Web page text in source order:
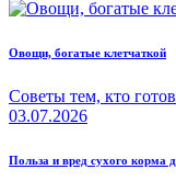
Овощи, богатые клетчаткой
Советы тем, кто
03.07.2026
Польза и вред сухого корма